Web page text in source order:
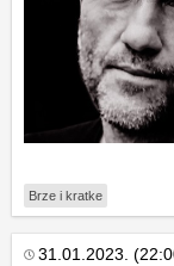
Brze i kratke
31.01.2023.